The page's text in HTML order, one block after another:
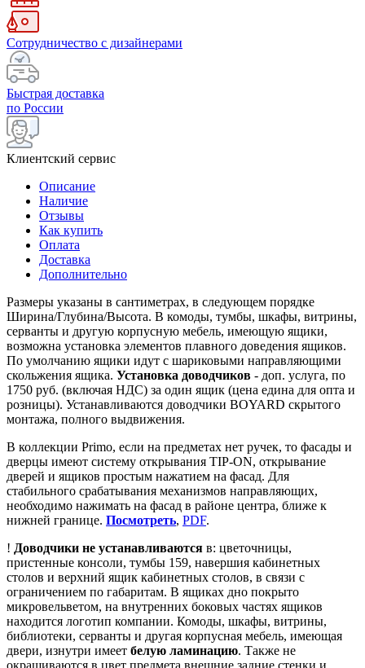
Сотрудничество с дизайнерами
Быстрая доставка
по России
Клиентский сервис
Описание
Наличие
Отзывы
Как купить
Оплата
Доставка
Дополнительно
Размеры указаны в сантиметрах, в следующем порядке
Ширина/Глубина/Высота. В комоды, тумбы, шкафы, витрины,
серванты и другую корпусную мебель, имеющую ящики,
возможна установка элементов плавного доведения ящиков.
По умолчанию ящики идут с шариковыми направляющими
скольжения ящика. Установка доводчиков - доп. услуга, по
1750 руб. (включая НДС) за один ящик (цена едина для опта и
розницы). Устанавливаются доводчики BOYARD скрытого
монтажа, полного выдвижения.
В коллекции Primo, если на предметах нет ручек, то фасады и
дверцы имеют систему открывания TIP-ON, открывание
дверей и ящиков простым нажатием на фасад. Для
стабильного срабатывания механизмов направляющих,
необходимо нажимать на фасад в районе центра, ближе к
нижней границе. Посмотреть, PDF.
! Доводчики не устанавливаются в: цветочницы,
пристенные консоли, тумбы 159, навершия кабинетных
столов и верхний ящик кабинетных столов, в связи с
ограничением по габаритам. В ящиках дно покрыто
микровельветом, на внутренних боковых частях ящиков
находится логотип компании. Комоды, шкафы, витрины,
библиотеки, серванты и другая корпусная мебель, имеющая
двери, изнутри имеет белую ламинацию. Также не
окрашиваются в цвет предмета внешние задние стенки и